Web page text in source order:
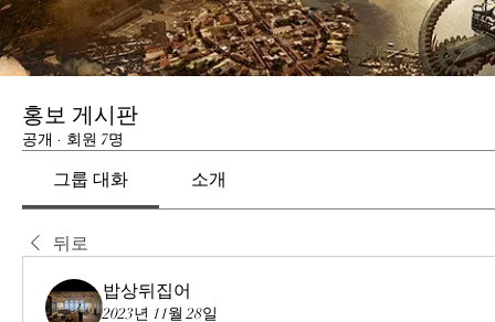
홍보 게시판
공개 · 회원 7명
그룹 대화 소개
뒤로
밥상뒤집어
2023년 11월 28일